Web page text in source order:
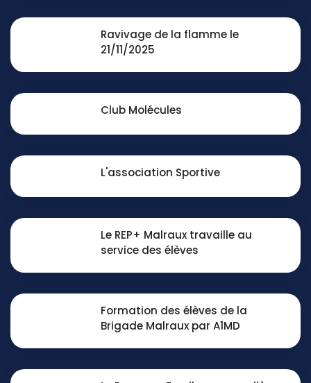
Ravivage de la flamme le
21/11/2025
Club Molécules
L'association Sportive
Le REP+ Malraux travaille au
service des élèves
Formation des élèves de la
Brigade Malraux par A1MD